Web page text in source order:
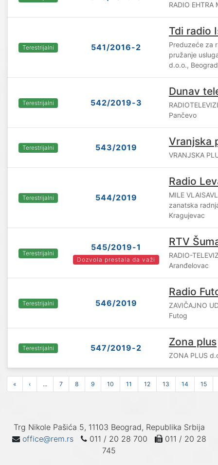
RADIO
Terestrijalni 541/2016-2
Tdi radio
Preduzeće za
pružanje
d.o.o., Beograd
Terestrijalni 542/2019-3
Dunav
Pančevo
Terestrijalni 543/2019 Vranjska
VRANJSKA
Terestrijalni 544/2019
Radio
MILE
zanatska
Kragujevac
Terestrijalni
545/2019-1
Dozvola prestala da važi
RTV
RADIO-
Aranđelovac
Terestrijalni 546/2019
Radio
ZAVIČAJNO
Futog
Terestrijalni 547/2019-2 Zona plus
ZONA PLUS
« ‹ ... 7 8 9 10 11 12 13 14 15
Trg Nikole Pašića 5, 11103 Beograd, Republika Srbija
office@rem.rs
011 / 20 28 700
011 / 20 28
745